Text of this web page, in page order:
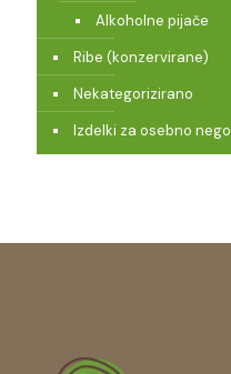
Alkoholne pijače
Ribe (konzervirane)
Nekategorizirano
Izdelki za osebno nego